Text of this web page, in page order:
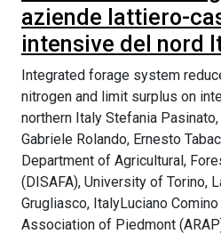
aziende lattiero-
intensive del nord
Integrated forage system
nitrogen and limit surplus on
northern Italy Stefania
Gabriele Rolando, Ernesto
Department of Agricultural,
(DISAFA), University of Torino,
Grugliasco, ItalyLuciano
Association of Piedmont